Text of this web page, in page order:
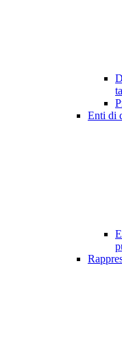
Enti di